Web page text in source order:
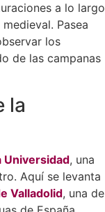
a lo largo
Pasea
los
de las campanas
la
Universidad, una
Aquí se levanta
Valladolid, una de